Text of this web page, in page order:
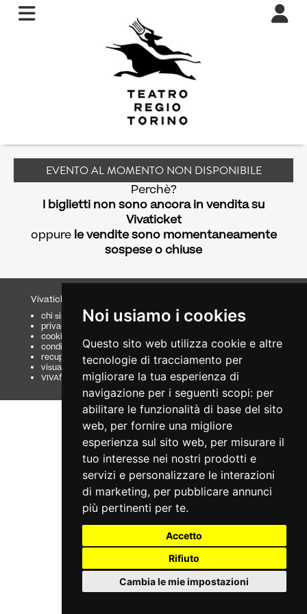
Noi usiamo i cookies
Questo sito web utilizza cookie e altre
tecnologie di tracciamento per
migliorare la tua esperienza di
navigazione per i seguenti scopi: per
abilitare le funzionalità di base del sito
web, per fornire una migliore
esperienza sul sito web, per misurare il
tuo interesse nei nostri prodotti e
servizi e personalizzare le interazioni
di marketing, per pubblicare annunci
più pertinenti per te.
Accetto
Rifiuto
Cambia le mie impostazioni
EVENTO AL MOMENTO NON DISPONIBILE
Perchè?
I biglietti non sono ancora in vendita su
Vivaticket
oppure le vendite sono momentaneamente
sospese o chiuse
Vivaticket
chi siamo
privacy
cookie
condizioni generali
recupero prenotazioni
visualizza ricevuta
VIVAforVoucher
guida al servizio
modalità di pagamento
assistenza
odr
fatturazione elettronica
scelta spettacoli in
abbonamento